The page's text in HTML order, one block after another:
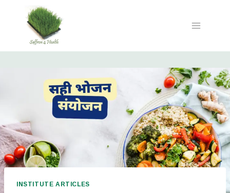
INSTITUTE ARTICLES